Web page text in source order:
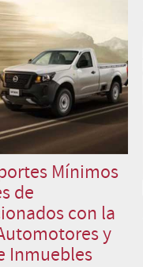
Mínimos
de
con la
y
Inmuebles